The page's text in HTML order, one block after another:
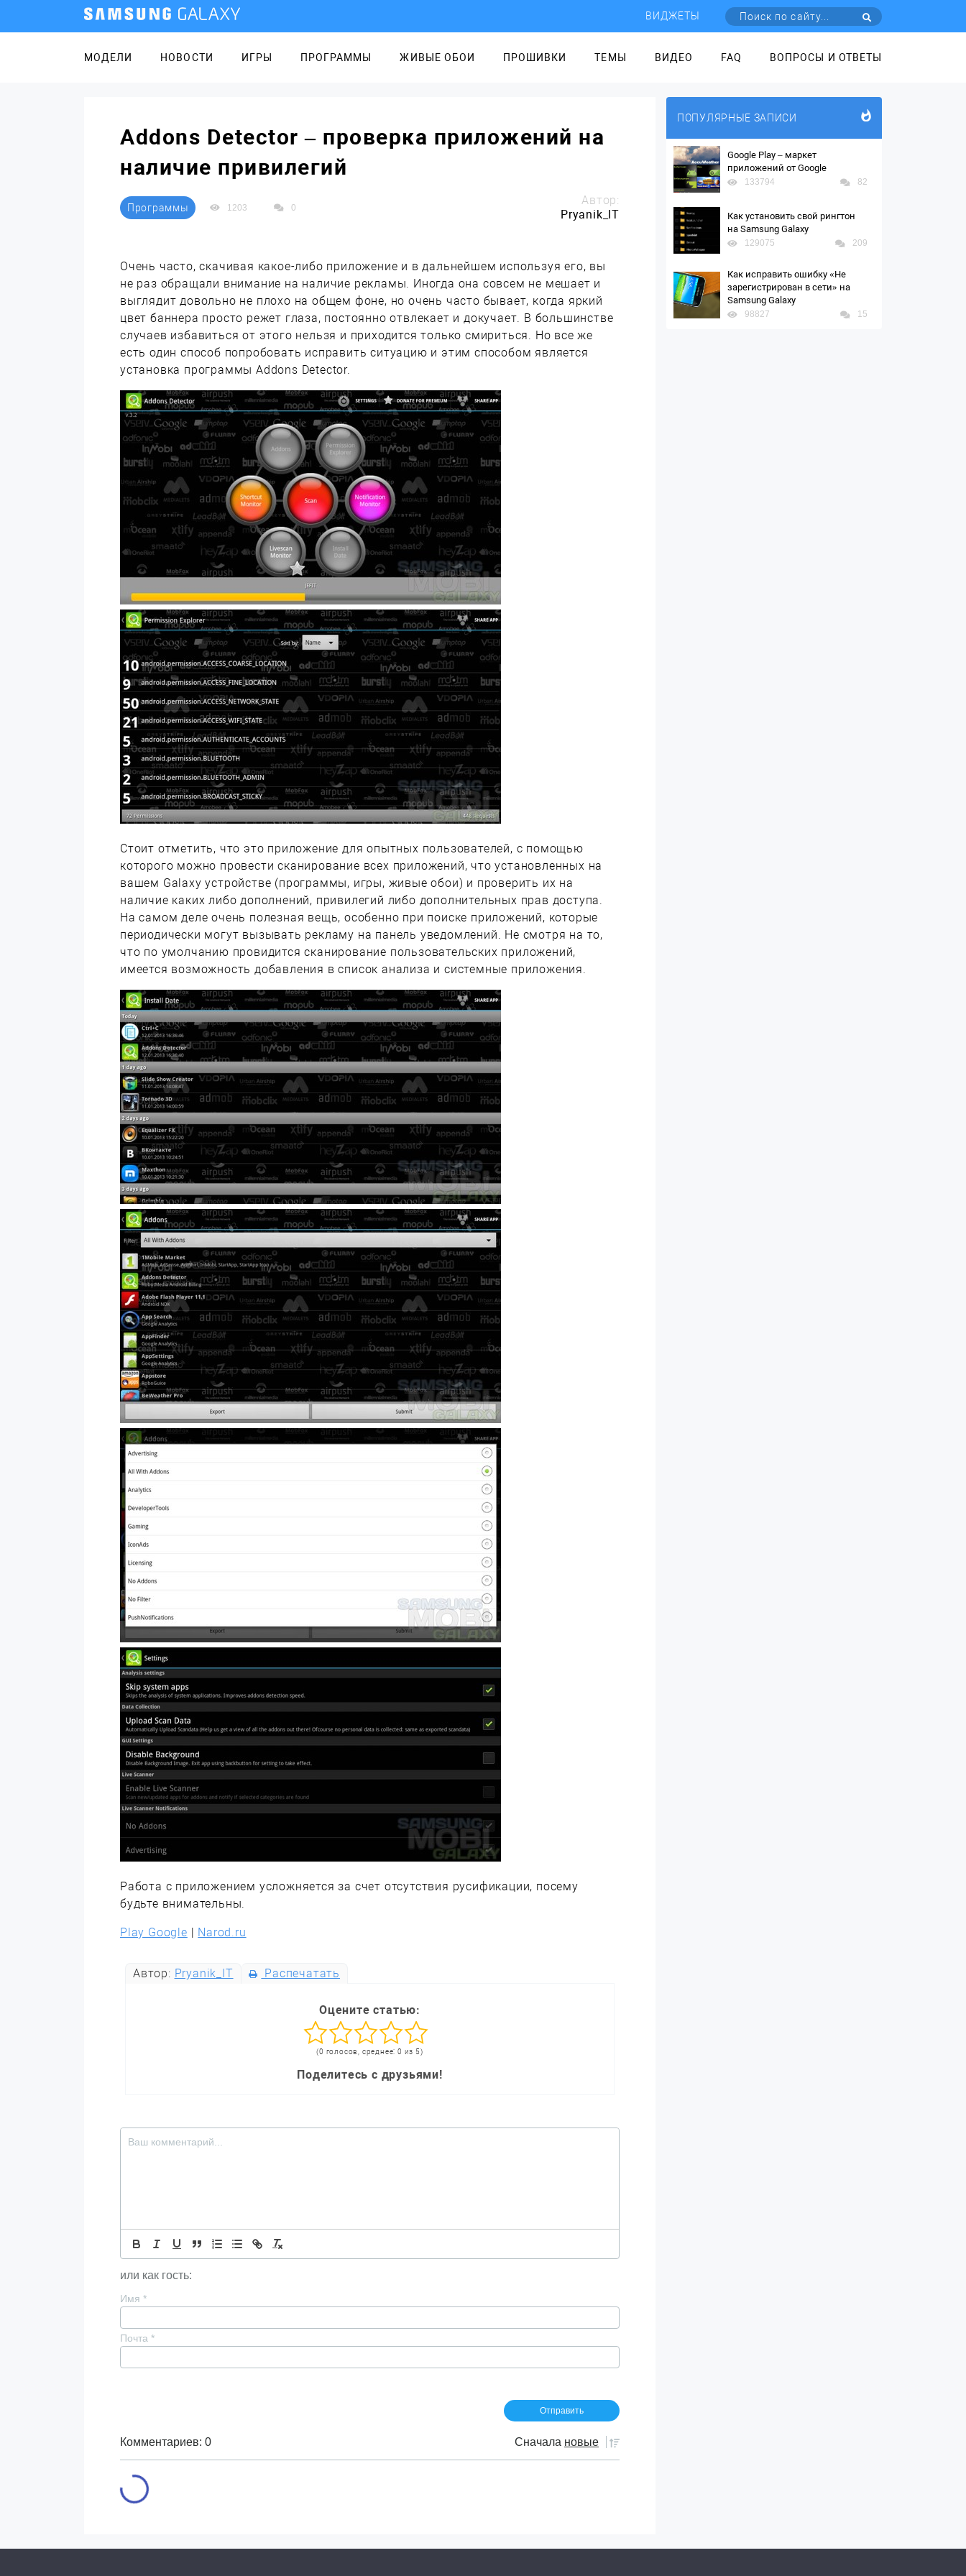
ВИДЖЕТЫ
МОДЕЛИ НОВОСТИ ИГРЫ ПРОГРАММЫ ЖИВЫЕ ОБОИ ПРОШИВКИ ТЕМЫ ВИДЕО FAQ ВОПРОСЫ И ОТВЕТЫ
Addons Detector – проверка приложений на
наличие привилегий
Программы 1203 0
Автор:
Pryanik_IT
Очень часто, скачивая какое-либо приложение и в дальнейшем используя его, вы
не раз обращали внимание на наличие рекламы. Иногда она совсем не мешает и
выглядит довольно не плохо на общем фоне, но очень часто бывает, когда яркий
цвет баннера просто режет глаза, постоянно отвлекает и докучает. В большинстве
случаев избавиться от этого нельзя и приходится только смириться. Но все же
есть один способ попробовать исправить ситуацию и этим способом является
установка программы Addons Detector.
Стоит отметить, что это приложение для опытных пользователей, с помощью
которого можно провести сканирование всех приложений, что установленных на
вашем Galaxy устройстве (программы, игры, живые обои) и проверить их на
наличие каких либо дополнений, привилегий либо дополнительных прав доступа.
На самом деле очень полезная вещь, особенно при поиске приложений, которые
периодически могут вызывать рекламу на панель уведомлений. Не смотря на то,
что по умолчанию провидится сканирование пользовательских приложений,
имеется возможность добавления в список анализа и системные приложения.
Работа с приложением усложняется за счет отсутствия русификации, посему
будьте внимательны.
Play Google | Narod.ru
Автор: Pryanik_IT Распечатать
Оцените статью:
(0 голосов, среднее: 0 из 5)
Поделитесь с друзьями!
или как гость:
Имя *
Почта *
Комментариев: 0 Сначала новые
ПОПУЛЯРНЫЕ ЗАПИСИ
Google Play – маркет
приложений от Google
133794 82
Как установить свой рингтон
на Samsung Galaxy
129075 209
Как исправить ошибку «Не
зарегистрирован в сети» на
Samsung Galaxy
98827 15